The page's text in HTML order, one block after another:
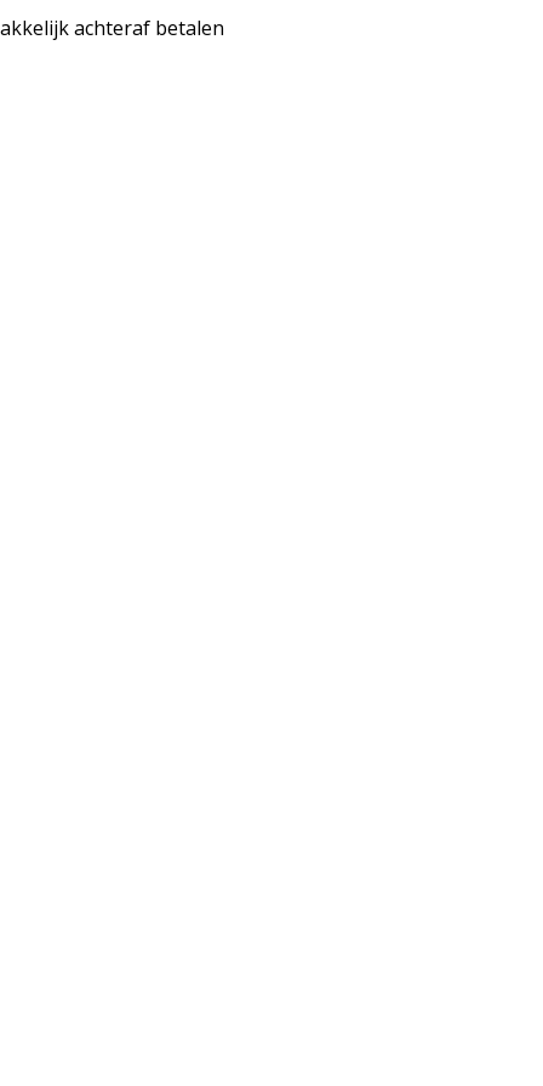
model en het bouwjaar van jouw trekker en
lampen de LED configurator jou aanbeveelt!
achteraf betalen